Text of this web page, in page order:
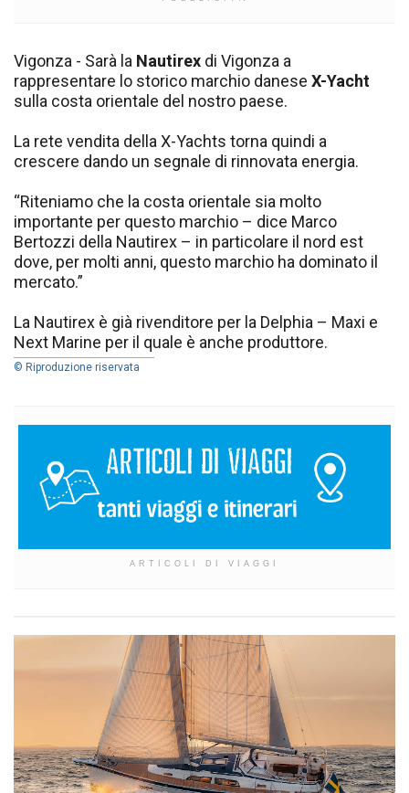
Vigonza - Sarà la Nautirex di Vigonza a
rappresentare lo storico marchio danese X-Yacht
sulla costa orientale del nostro paese.
La rete vendita della X-Yachts torna quindi a
crescere dando un segnale di rinnovata energia.
“Riteniamo che la costa orientale sia molto
importante per questo marchio – dice Marco
Bertozzi della Nautirex – in particolare il nord est
dove, per molti anni, questo marchio ha dominato il
mercato.”
La Nautirex è già rivenditore per la Delphia – Maxi e
Next Marine per il quale è anche produttore.
© Riproduzione riservata
ARTICOLI DI VIAGGI